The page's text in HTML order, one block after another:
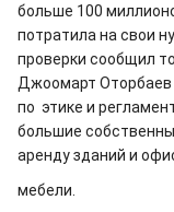
больше 100
потратила на свои
проверки сообщил
Джоомарт Оторбаев
по этике и
большие
аренду зданий и
мебели.